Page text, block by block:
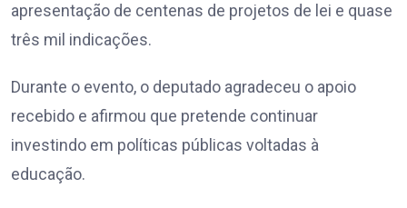
apresentação de centenas de projetos de lei e quase
três mil indicações.
Durante o evento, o deputado agradeceu o apoio
recebido e afirmou que pretende continuar
investindo em políticas públicas voltadas à
educação.